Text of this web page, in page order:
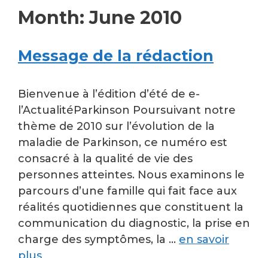
Month:June 2010
Message de la rédaction
Bienvenue à l’édition d’été de e-
l’ActualitéParkinson Poursuivant notre
thème de 2010 sur l’évolution de la
maladie de Parkinson, ce numéro est
consacré à la qualité de vie des
personnes atteintes. Nous examinons le
parcours d’une famille qui fait face aux
réalités quotidiennes que constituent la
communication du diagnostic, la prise en
charge des symptômes, la … en savoir